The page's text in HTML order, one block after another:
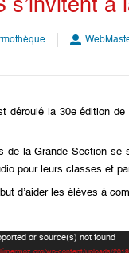
s’invitent à
déroulé la 30e édition
de la Grande Section se
pour leurs classes et
d’aider les élèves à
or source(s) not found
wp-content/uploads/